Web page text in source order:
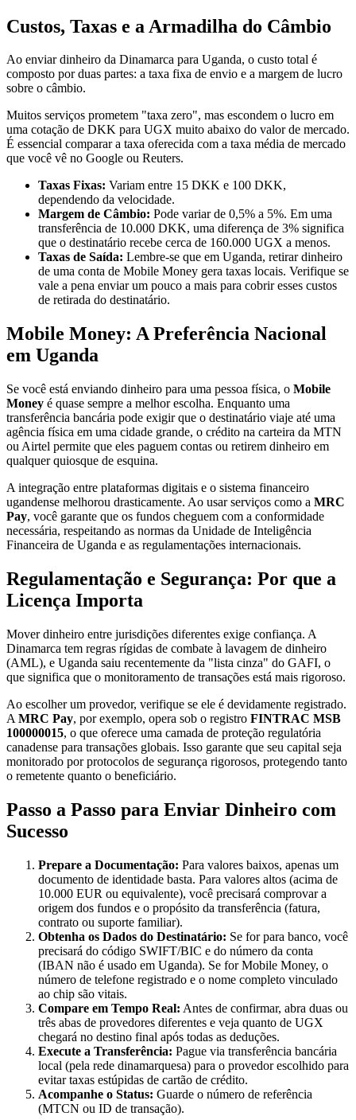
Custos, Taxas e a Armadilha do Câmbio
Ao enviar dinheiro da Dinamarca para Uganda, o custo total é
composto por duas partes: a taxa fixa de envio e a margem de lucro
sobre o câmbio.
Muitos serviços prometem "taxa zero", mas escondem o lucro em
uma cotação de DKK para UGX muito abaixo do valor de mercado.
É essencial comparar a taxa oferecida com a taxa média de mercado
que você vê no Google ou Reuters.
Taxas Fixas: Variam entre 15 DKK e 100 DKK,
dependendo da velocidade.
Margem de Câmbio: Pode variar de 0,5% a 5%. Em uma
transferência de 10.000 DKK, uma diferença de 3% significa
que o destinatário recebe cerca de 160.000 UGX a menos.
Taxas de Saída: Lembre-se que em Uganda, retirar dinheiro
de uma conta de Mobile Money gera taxas locais. Verifique se
vale a pena enviar um pouco a mais para cobrir esses custos
de retirada do destinatário.
Mobile Money: A Preferência Nacional
em Uganda
Se você está enviando dinheiro para uma pessoa física, o Mobile
Money é quase sempre a melhor escolha. Enquanto uma
transferência bancária pode exigir que o destinatário viaje até uma
agência física em uma cidade grande, o crédito na carteira da MTN
ou Airtel permite que eles paguem contas ou retirem dinheiro em
qualquer quiosque de esquina.
A integração entre plataformas digitais e o sistema financeiro
ugandense melhorou drasticamente. Ao usar serviços como a MRC
Pay, você garante que os fundos cheguem com a conformidade
necessária, respeitando as normas da Unidade de Inteligência
Financeira de Uganda e as regulamentações internacionais.
Regulamentação e Segurança: Por que a
Licença Importa
Mover dinheiro entre jurisdições diferentes exige confiança. A
Dinamarca tem regras rígidas de combate à lavagem de dinheiro
(AML), e Uganda saiu recentemente da "lista cinza" do GAFI, o
que significa que o monitoramento de transações está mais rigoroso.
Ao escolher um provedor, verifique se ele é devidamente registrado.
A MRC Pay, por exemplo, opera sob o registro FINTRAC MSB
100000015, o que oferece uma camada de proteção regulatória
canadense para transações globais. Isso garante que seu capital seja
monitorado por protocolos de segurança rigorosos, protegendo tanto
o remetente quanto o beneficiário.
Passo a Passo para Enviar Dinheiro com
Sucesso
Prepare a Documentação: Para valores baixos, apenas um
documento de identidade basta. Para valores altos (acima de
10.000 EUR ou equivalente), você precisará comprovar a
origem dos fundos e o propósito da transferência (fatura,
contrato ou suporte familiar).
Obtenha os Dados do Destinatário: Se for para banco, você
precisará do código SWIFT/BIC e do número da conta
(IBAN não é usado em Uganda). Se for Mobile Money, o
número de telefone registrado e o nome completo vinculado
ao chip são vitais.
Compare em Tempo Real: Antes de confirmar, abra duas ou
três abas de provedores diferentes e veja quanto de UGX
chegará no destino final após todas as deduções.
Execute a Transferência: Pague via transferência bancária
local (pela rede dinamarquesa) para o provedor escolhido para
evitar taxas estúpidas de cartão de crédito.
Acompanhe o Status: Guarde o número de referência
(MTCN ou ID de transação).